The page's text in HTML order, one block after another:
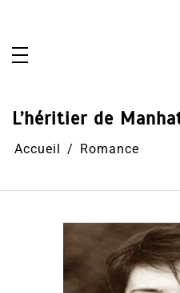
L’héritier de
Accueil Romance